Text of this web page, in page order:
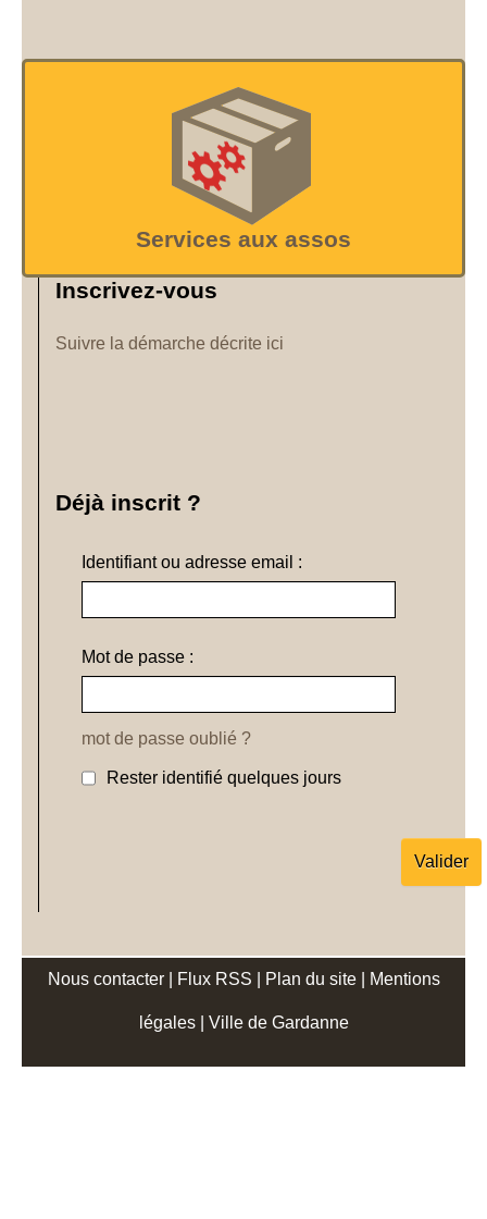
Services aux assos
Inscrivez-vous
Suivre la démarche décrite ici
Déjà inscrit ?
Identifiant ou adresse email :
Mot de passe :
mot de passe oublié ?
Rester identifié quelques jours
Nous contacter Flux RSS Plan du site Mentions
légales Ville de Gardanne